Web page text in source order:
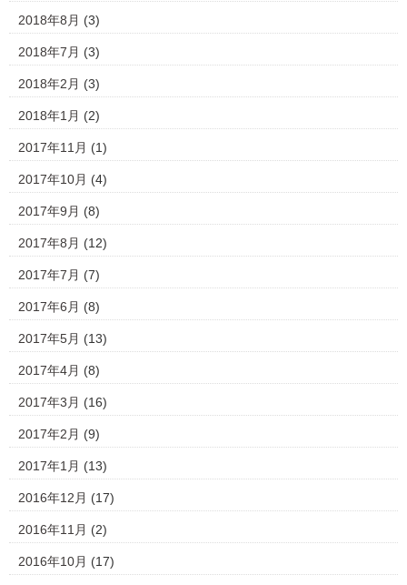
2018年8月 (3)
2018年7月 (3)
2018年2月 (3)
2018年1月 (2)
2017年11月 (1)
2017年10月 (4)
2017年9月 (8)
2017年8月 (12)
2017年7月 (7)
2017年6月 (8)
2017年5月 (13)
2017年4月 (8)
2017年3月 (16)
2017年2月 (9)
2017年1月 (13)
2016年12月 (17)
2016年11月 (2)
2016年10月 (17)